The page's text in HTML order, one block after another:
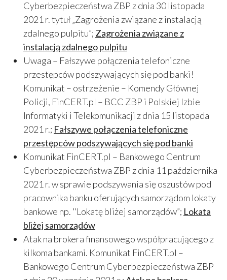
Cyberbezpieczeństwa ZBP z dnia 30 listopada
2021 r. tytuł „Zagrożenia związane z instalacją
zdalnego pulpitu”; Zagrożenia związane z
instalacją zdalnego pulpitu
Uwaga – Fałszywe połączenia telefoniczne
przestępców podszywających się pod banki!
Komunikat – ostrzeżenie – Komendy Głównej
Policji, FinCERT.pl – BCC ZBP i Polskiej Izbie
Informatyki i Telekomunikacji z dnia 15 listopada
2021 r.; Fałszywe połączenia telefoniczne
przestępców podszywających się pod banki
Komunikat FinCERT.pl – Bankowego Centrum
Cyberbezpieczeństwa ZBP z dnia 11 października
2021 r. w sprawie podszywania się oszustów pod
pracownika banku oferujących samorządom lokaty
bankowe np. "Lokatę bliżej samorządów”; Lokata
bliżej samorządów
Atak na brokera finansowego współpracującego z
kilkoma bankami. Komunikat FinCERT.pl –
Bankowego Centrum Cyberbezpieczeństwa ZBP